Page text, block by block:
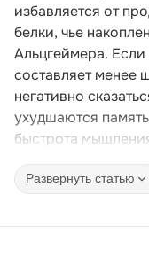
избавляется от
белки, чье
Альцгеймера.
составляет менее
негативно
ухудшаются
быстрота
Развернуть статью